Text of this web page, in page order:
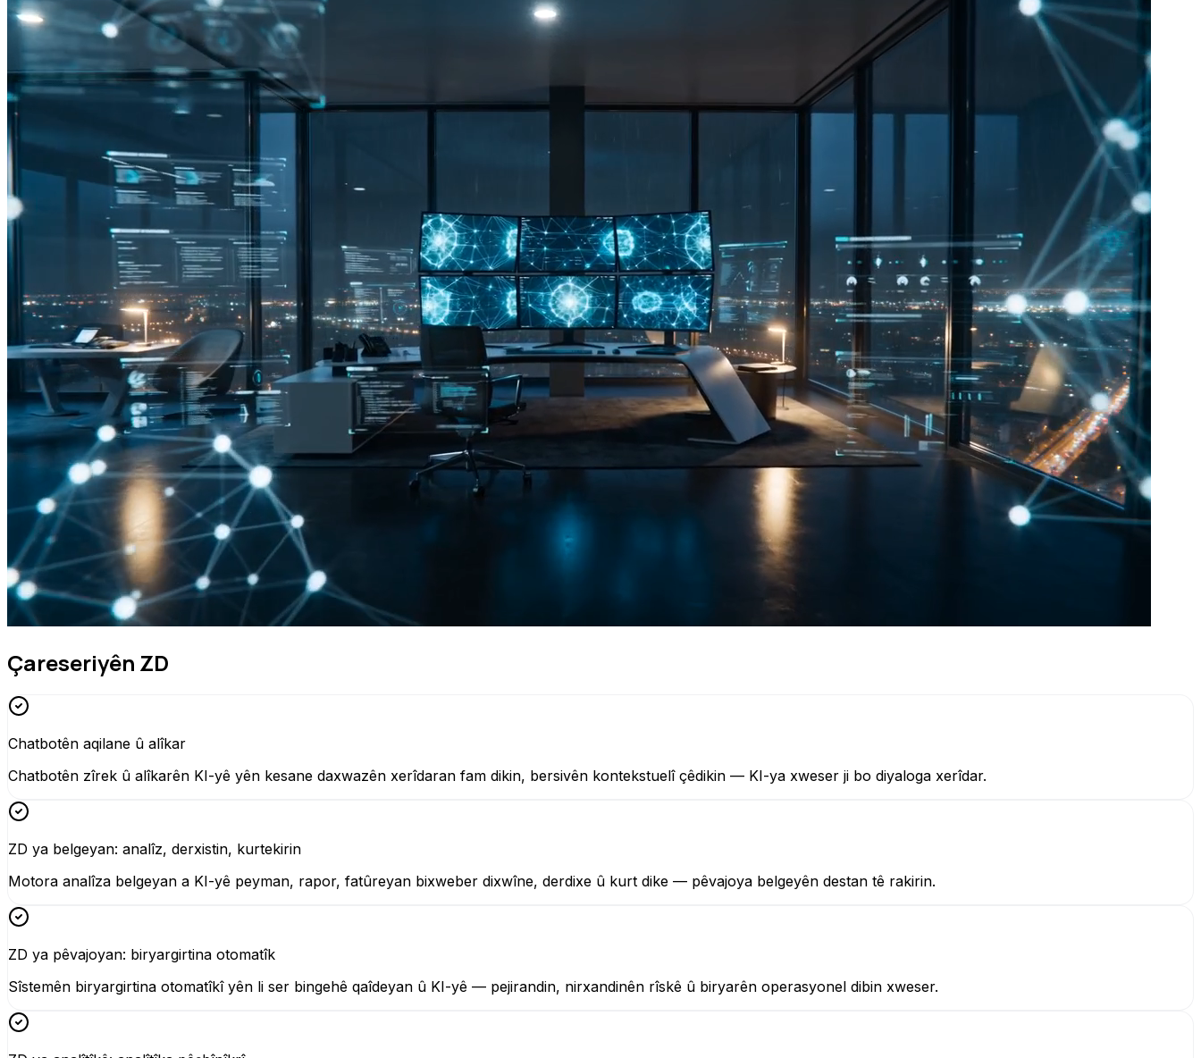
Çareseriyên ZD
Chatbotên aqilane û alîkar
Chatbotên zîrek û alîkarên KI-yê yên kesane daxwazên xerîdaran fam dikin, bersivên kontekstuelî çêdikin — KI-ya xweser ji bo diyaloga xerîdar.
ZD ya belgeyan: analîz, derxistin, kurtekirin
Motora analîza belgeyan a KI-yê peyman, rapor, fatûreyan bixweber dixwîne, derdixe û kurt dike — pêvajoya belgeyên destan tê rakirin.
ZD ya pêvajoyan: biryargirtina otomatîk
Sîstemên biryargirtina otomatîkî yên li ser bingehê qaîdeyan û KI-yê — pejirandin, nirxandinên rîskê û biryarên operasyonel dibin xweser.